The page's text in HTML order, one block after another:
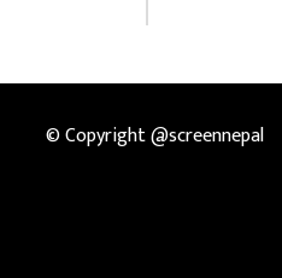
© Copyright @screennepal